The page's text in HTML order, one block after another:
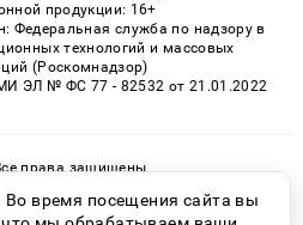
продукции: 16+
Федеральная служба по надзору в
технологий и массовых
(Роскомнадзор)
ЭЛ № ФС 77 - 82532 от 21.01.2022
права защищены
сайта 16+
время посещения сайта вы